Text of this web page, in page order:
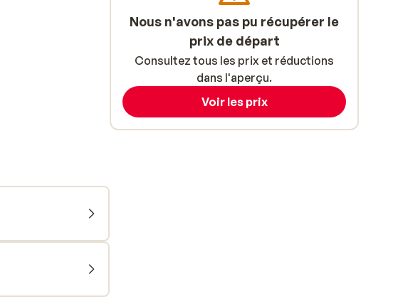
Nous n'avons pas pu récupérer le
prix de départ
Consultez tous les prix et réductions
dans l'aperçu.
Voir les prix